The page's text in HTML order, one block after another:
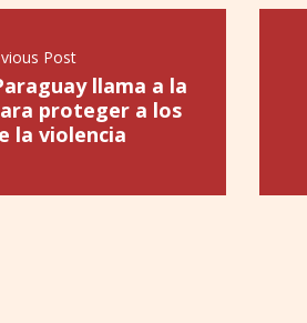
Post
llama a la
proteger a los
la violencia